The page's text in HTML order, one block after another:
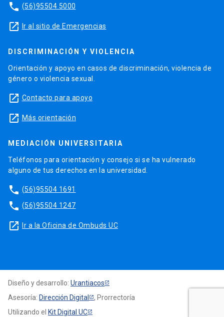
phone (56)95504 5000
launch Ir al sitio de Emergencias
DISCRIMINACIÓN Y VIOLENCIA
Orientación y apoyo en casos de discriminación, violencia de
género o violencia sexual.
launch Contacto para apoyo
launch Más orientación
MEDIACIÓN UNIVERSITARIA
Teléfonos para orientación y consejo si se ha vulnerado
alguno de tus derechos en la universidad.
phone (56)95504 1691
phone (56)95504 1247
launch Ir a la Oficina de Ombuds UC
Diseño y desarrollo: Urantiacos
Asesoría: Dirección Digital
, Prorrectoría
Utilizando el Kit Digital UC